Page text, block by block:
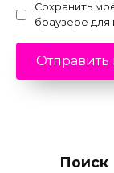
Сохранить
браузере
Поиск